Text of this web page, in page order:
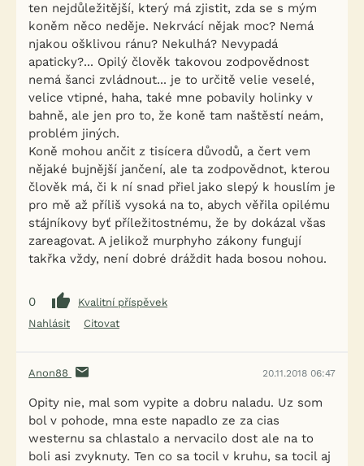
ten nejdůležitější, který má zjistit, zda se s mým
koněm něco neděje. Nekrvácí nějak moc? Nemá
njakou ošklivou ránu? Nekulhá? Nevypadá
apaticky?... Opilý člověk takovou zodpovědnost
nemá šanci zvládnout... je to určitě velie veselé,
velice vtipné, haha, také mne pobavily holinky v
bahně, ale jen pro to, že koně tam naštěstí neám,
problém jiných.
Koně mohou ančit z tisícera důvodů, a čert vem
nějaké bujnější jančení, ale ta zodpovědnot, kterou
člověk má, či k ní snad přiel jako slepý k houslím je
pro mě až příliš vysoká na to, abych věřila opilému
stájníkovy byť příležitostnému, že by dokázal všas
zareagovat. A jelikož murphyho zákony fungují
takřka vždy, není dobré dráždit hada bosou nohou.
0
Kvalitní příspěvek
Nahlásit
Citovat
Anon88 20.11.2018 06:47
Opity nie, mal som vypite a dobru naladu. Uz som
bol v pohode, mna este napadlo ze za cias
westernu sa chlastalo a nervacilo dost ale na to
boli asi zvyknuty. Ten co sa tocil v kruhu, sa tocil aj